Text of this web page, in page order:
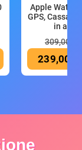
Apple Watch
GPS, Cassa
in all
309,00 €
239,00 €